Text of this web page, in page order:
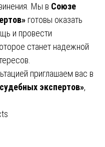
Мы в Союзе
готовы оказать
и провести
станет надежной
приглашаем вас в
экспертов»,